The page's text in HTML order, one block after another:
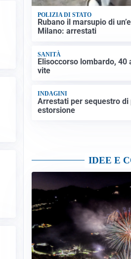
POLIZIA DI STATO
Rubano il marsupio di
Milano: arrestati
SANITÀ
Elisoccorso lombardo, 40
vite
INDAGINI
Arrestati per sequestro di
estorsione
IDEE E